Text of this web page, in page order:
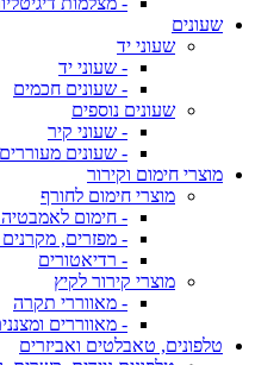
שעונים
שעוני יד
- שעוני יד
- שעונים חכמים
שעונים נוספים
- שעוני קיר
- שעונים מעוררים
מוצרי חימום וקירור
מוצרי חימום לחורף
- חימום
- מפזרים, מקרנים
- רדיאטורים
מוצרי קירור לקיץ
- מאווררי תקרה
- מאווררים
טלפונים, טאבלטים ואביזרים